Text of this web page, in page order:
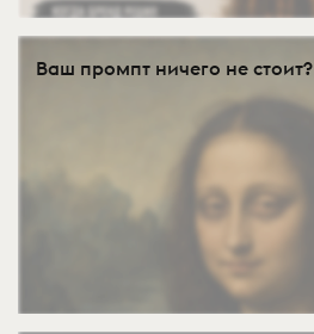
Ваш промпт ничего не стоит?